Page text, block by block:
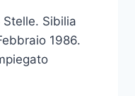
Sibilia
1986.